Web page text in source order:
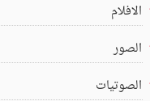
الافلام
الصور
الصوتيات